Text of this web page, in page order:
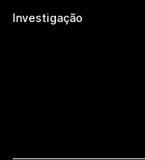
Investigação